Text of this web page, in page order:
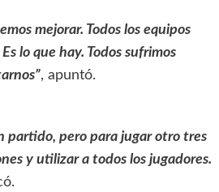
mejorar. Todos los equipos
lo que hay. Todos sufrimos
, apuntó.
partido, pero para jugar otro tres
y utilizar a todos los jugadores.